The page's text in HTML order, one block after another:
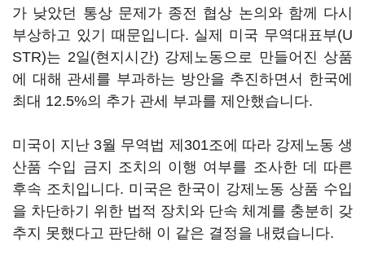
가 낮았던 통상 문제가 종전 협상 논의와 함께 다시
부상하고 있기 때문입니다. 실제 미국 무역대표부(U
STR)는 2일(현지시간) 강제노동으로 만들어진 상품
에 대해 관세를 부과하는 방안을 추진하면서 한국에
최대 12.5%의 추가 관세 부과를 제안했습니다.
미국이 지난 3월 무역법 제301조에 따라 강제노동 생
산품 수입 금지 조치의 이행 여부를 조사한 데 따른
후속 조치입니다. 미국은 한국이 강제노동 상품 수입
을 차단하기 위한 법적 장치와 단속 체계를 충분히 갖
추지 못했다고 판단해 이 같은 결정을 내렸습니다.